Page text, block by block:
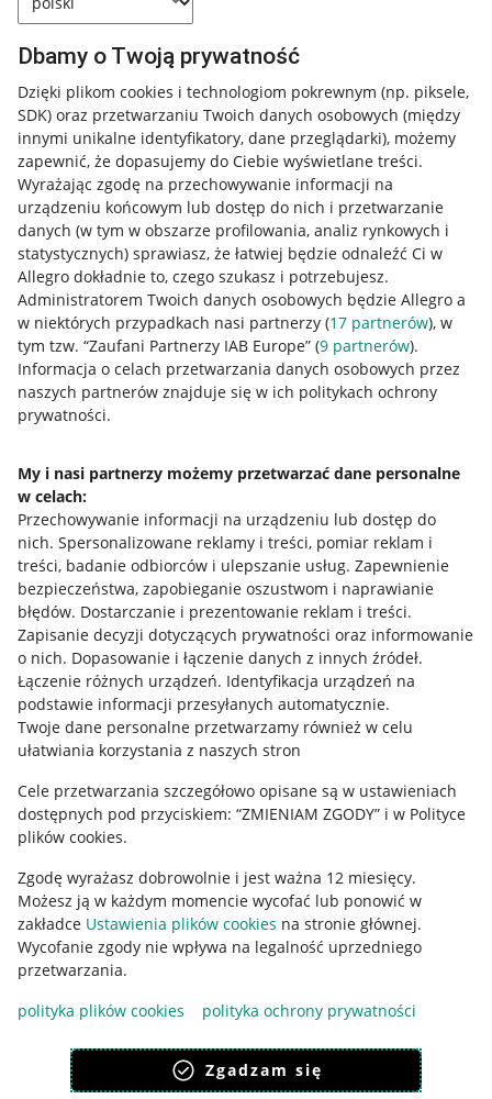
Dbamy o Twoją prywatność
Dzięki plikom cookies i technologiom pokrewnym (np. piksele,
SDK) oraz przetwarzaniu Twoich danych osobowych (między
innymi unikalne identyfikatory, dane przeglądarki), możemy
zapewnić, że dopasujemy do Ciebie wyświetlane treści.
Wyrażając zgodę na przechowywanie informacji na
urządzeniu końcowym lub dostęp do nich i przetwarzanie
danych (w tym w obszarze profilowania, analiz rynkowych i
statystycznych) sprawiasz, że łatwiej będzie odnaleźć Ci w
Allegro dokładnie to, czego szukasz i potrzebujesz.
Administratorem Twoich danych osobowych będzie Allegro a
w niektórych przypadkach nasi partnerzy (17 partnerów), w
tym tzw. “Zaufani Partnerzy IAB Europe” (9 partnerów).
Informacja o celach przetwarzania danych osobowych przez
naszych partnerów znajduje się w ich politykach ochrony
prywatności.
My i nasi partnerzy możemy przetwarzać dane personalne
w celach:
Przechowywanie informacji na urządzeniu lub dostęp do
nich. Spersonalizowane reklamy i treści, pomiar reklam i
treści, badanie odbiorców i ulepszanie usług. Zapewnienie
bezpieczeństwa, zapobieganie oszustwom i naprawianie
błędów. Dostarczanie i prezentowanie reklam i treści.
Zapisanie decyzji dotyczących prywatności oraz informowanie
o nich. Dopasowanie i łączenie danych z innych źródeł.
Łączenie różnych urządzeń. Identyfikacja urządzeń na
podstawie informacji przesyłanych automatycznie.
Twoje dane personalne przetwarzamy również w celu
ułatwiania korzystania z naszych stron
Cele przetwarzania szczegółowo opisane są w ustawieniach
dostępnych pod przyciskiem: “ZMIENIAM ZGODY” i w Polityce
plików cookies.
Zgodę wyrażasz dobrowolnie i jest ważna 12 miesięcy.
Możesz ją w każdym momencie wycofać lub ponowić w
zakładce Ustawienia plików cookies na stronie głównej.
Wycofanie zgody nie wpływa na legalność uprzedniego
przetwarzania.
polityka plików cookies
polityka ochrony prywatności
Zgadzam się
Przydatne informacje
Jak to działa
Allegro Gadane dla sprzedających
Allegro Gadane dla kupujących
Mapa miejscowości
Informacje prawne
Regulamin
Polityka plików "cookies"
Ustawienia plików "cookies"
Udostępnianie lokalizacji
Informacje dla Aktu o Usługach Cyfrowych
Pobierz aplikację